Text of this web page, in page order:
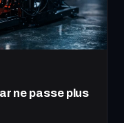
ne passe plus